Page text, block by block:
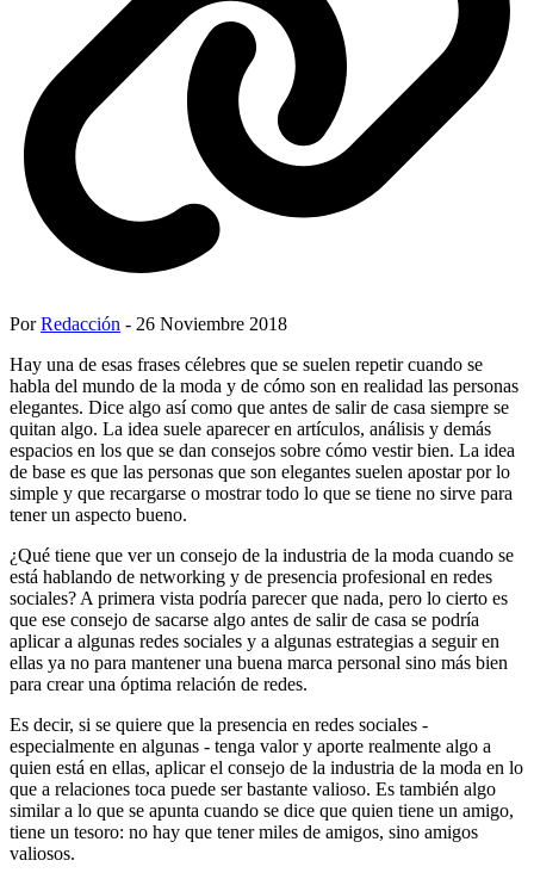
PorRedacción - 26 Noviembre 2018
Hay una de esas frases célebres que se suelen repetir cuando se
habla del mundo de la moda y de cómo son en realidad las personas
elegantes. Dice algo así como que antes de salir de casa siempre se
quitan algo. La idea suele aparecer en artículos, análisis y demás
espacios en los que se dan consejos sobre cómo vestir bien. La idea
de base es que las personas que son elegantes suelen apostar por lo
simple y que recargarse o mostrar todo lo que se tiene no sirve para
tener un aspecto bueno.
¿Qué tiene que ver un consejo de la industria de la moda cuando se
está hablando de networking y de presencia profesional en redes
sociales? A primera vista podría parecer que nada, pero lo cierto es
que ese consejo de sacarse algo antes de salir de casa se podría
aplicar a algunas redes sociales y a algunas estrategias a seguir en
ellas ya no para mantener una buena marca personal sino más bien
para crear una óptima relación de redes.
Es decir, si se quiere que la presencia en redes sociales -
especialmente en algunas - tenga valor y aporte realmente algo a
quien está en ellas, aplicar el consejo de la industria de la moda en lo
que a relaciones toca puede ser bastante valioso. Es también algo
similar a lo que se apunta cuando se dice que quien tiene un amigo,
tiene un tesoro: no hay que tener miles de amigos, sino amigos
valiosos.